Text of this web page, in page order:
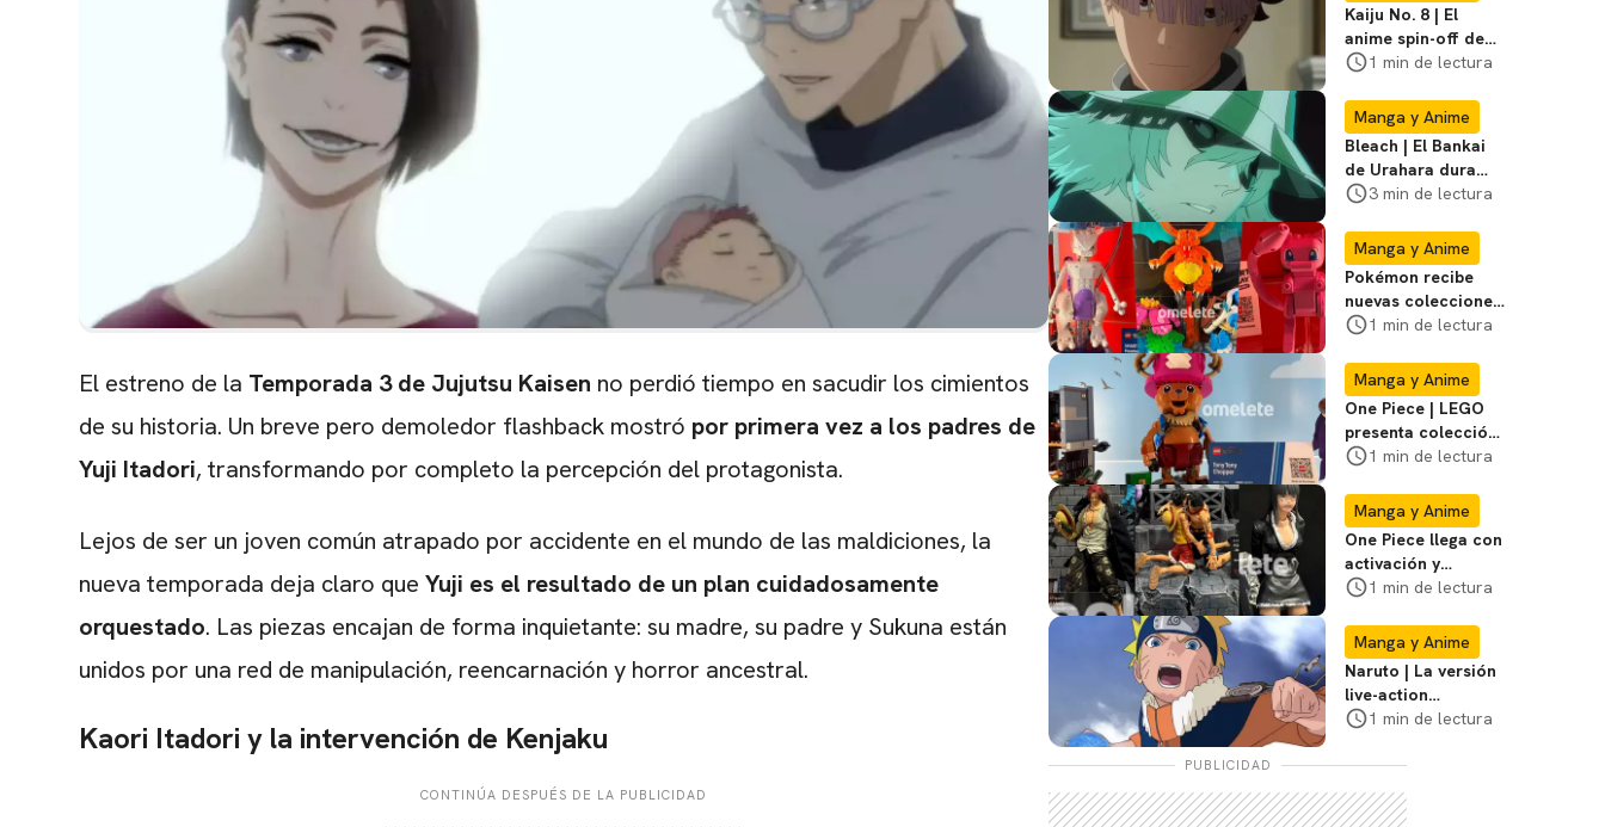
El estreno de la Temporada 3 de Jujutsu Kaisen no perdió tiempo en sacudir los cimientos
de su historia. Un breve pero demoledor flashback mostró por primera vez a los padres de
Yuji Itadori, transformando por completo la percepción del protagonista.
Lejos de ser un joven común atrapado por accidente en el mundo de las maldiciones, la
nueva temporada deja claro que Yuji es el resultado de un plan cuidadosamente
orquestado. Las piezas encajan de forma inquietante: su madre, su padre y Sukuna están
unidos por una red de manipulación, reencarnación y horror ancestral.
Kaori Itadori y la intervención de Kenjaku
CONTINÚA DESPUÉS DE LA PUBLICIDAD
Kaiju No. 8 | El
anime spin-off de
Gen Narumi ya tiene
1 min de lectura
Manga y Anime
Bleach | El Bankai
de Urahara dura
poco, pero tiene
impecable
3 min de lectura
Manga y Anime
Pokémon recibe
nuevas colecciones
de LEGO durante la
fotos
1 min de lectura
Manga y Anime
One Piece | LEGO
presenta colección
de serie de la
Con
1 min de lectura
Manga y Anime
One Piece llega con
activación y
coleccionables a la
Con
1 min de lectura
Manga y Anime
Naruto | La versión
live-action
explorará la
dice el director
1 min de lectura
PUBLICIDAD